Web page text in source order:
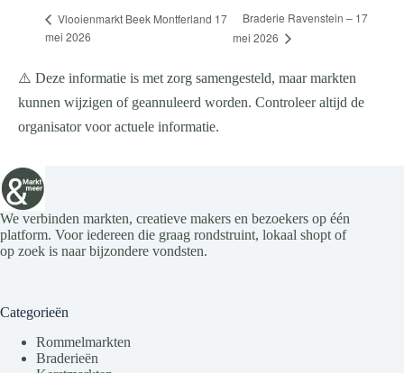
Vlooienmarkt Beek Montferland 17
mei 2026
Braderie Ravenstein – 17
mei 2026
⚠️ Deze informatie is met zorg samengesteld, maar markten
kunnen wijzigen of geannuleerd worden. Controleer altijd de
organisator voor actuele informatie.
We verbinden markten, creatieve makers en bezoekers op één
platform. Voor iedereen die graag rondstruint, lokaal shopt of
op zoek is naar bijzondere vondsten.
Categorieën
Rommelmarkten
Braderieën